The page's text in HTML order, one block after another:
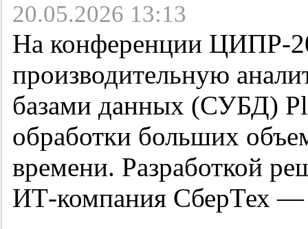
20.05.2026 13:13
На конференции ЦИПР-
производительную
базами данных (СУБД)
обработки больших
времени. Разработкой
ИТ-компания СберТех —